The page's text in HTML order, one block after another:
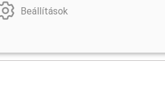
kiskertek
kertek
Beállítások